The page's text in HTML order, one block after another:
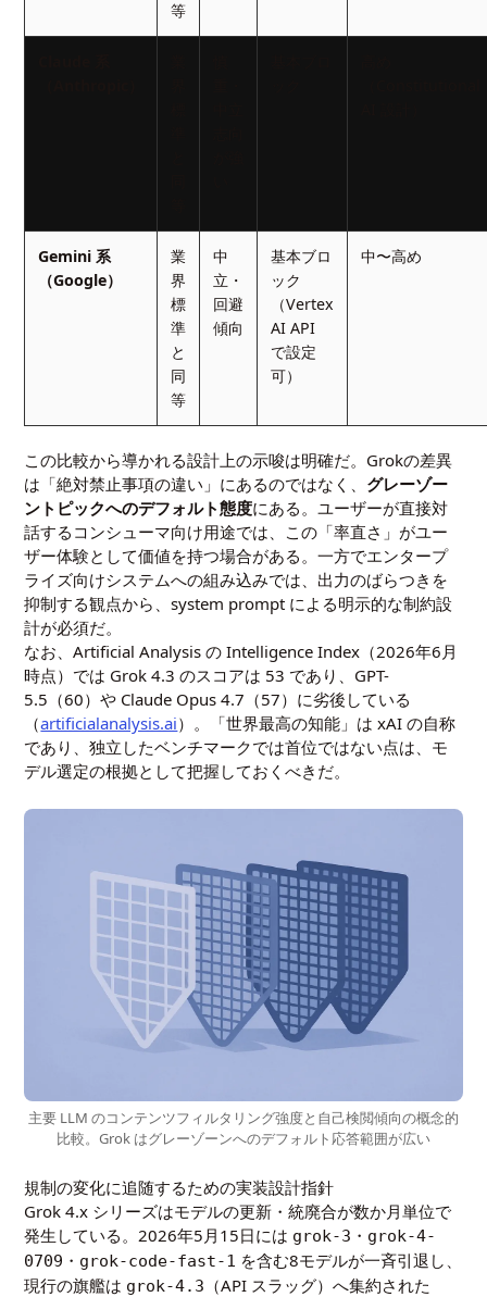
等
Gemini 系
（Google）
業
界
標
準
と
同
等
中
立・
回避
傾向
基本ブロ
ック
（Vertex
AI API
で設定
可）
中〜高め
この比較から導かれる設計上の示唆は明確だ。Grokの差異
は「絶対禁止事項の違い」にあるのではなく、 グレーゾー
ントピックへのデフォルト態度にある。ユーザーが直接対
話するコンシューマ向け用途では、この「率直さ」がユー
ザー体験として価値を持つ場合がある。一方でエンタープ
ライズ向けシステムへの組み込みでは、出力のばらつきを
抑制する観点から、system prompt による明示的な制約設
計が必須だ。
なお、Artificial Analysis の Intelligence Index（2026年6月
時点）では Grok 4.3 のスコアは 53 であり、GPT-
5.5（60）や Claude Opus 4.7（57）に劣後している
（artificialanalysis.ai）。「世界最高の知能」は xAI の自称
であり、独立したベンチマークでは首位ではない点は、モ
デル選定の根拠として把握しておくべきだ。
主要 LLM のコンテンツフィルタリング強度と自己検閲傾向の概念的
比較。Grok はグレーゾーンへのデフォルト応答範囲が広い
規制の変化に追随するための実装設計指針
Grok 4.x シリーズはモデルの更新・統廃合が数か月単位で
発生している。2026年5月15日には grok-3 ・ grok-4-
0709 ・ grok-code-fast-1 を含む8モデルが一斉引退し、
現行の旗艦は grok-4.3 （API スラッグ）へ集約された